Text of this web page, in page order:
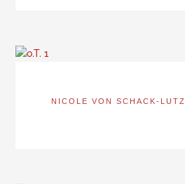
NICOLE VON SCHACK-LUTZ